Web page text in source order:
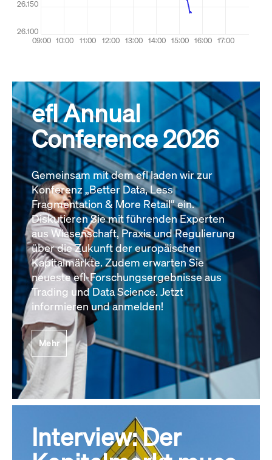
efl Annual
Conference 2026
Gemeinsam mit dem efl laden wir zur
Konferenz „Better Data, Less
Fragmentation & More Retail“ ein.
Diskutieren Sie mit führenden Experten
aus Wissenschaft, Praxis und Regulierung
über die Zukunft der europäischen
Kapitalmärkte. Zudem erwarten Sie
neueste efl-Forschungsergebnisse aus
Trading und Data Science. Jetzt
informieren und anmelden!
Mehr
Interview: Der